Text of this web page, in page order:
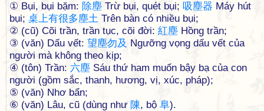
① Bụi, bụi bặm: 除塵 Trừ bụi, quét bụi; 吸塵器 Máy hút
bụi; 桌上有很多塵土 Trên bàn có nhiều bụi;
② (cũ) Cõi trần, trần tục, cõi đời: 紅塵 Hồng trần;
③ (văn) Dấu vết: 望塵勿及 Ngưỡng vọng dấu vết của
người mà không theo kịp;
④ (tôn) Trần: 六塵 Sáu thứ ham muốn bậy bạ của con
người (gồm sắc, thanh, hương, vị, xúc, pháp);
⑤ (văn) Nhơ bẩn;
⑥ (văn) Lâu, cũ (dùng như 陳, bộ 阜).